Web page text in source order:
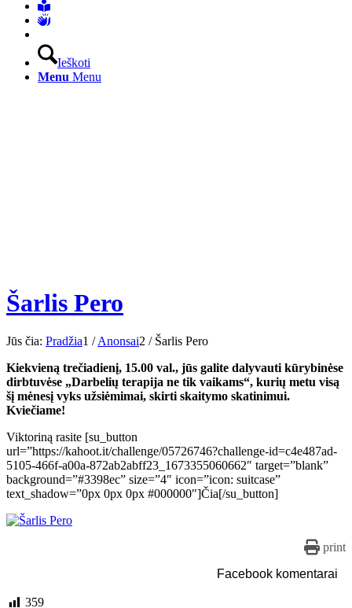
Ieškoti
Menu Menu
Šarlis Pero
Jūs čia: Pradžia1 / Anonsai2 / Šarlis Pero
Kiekvieną trečiadienį, 15.00 val., jūs galite dalyvauti kūrybinėse
dirbtuvėse „Darbelių terapija ne tik vaikams“, kurių metu visą
šį mėnesį vyks užsiėmimai, skirti skaitymo skatinimui.
Kviečiame!
Viktoriną rasite [su_button
url=”https://kahoot.it/challenge/05726746?challenge-id=c4e487ad-
5105-466f-a00a-872ab2abff23_1673355060662″ target=”blank”
background=”#3398ec” size=”4″ icon=”icon: suitcase”
text_shadow=”0px 0px 0px #000000″]Čia[/su_button]
print
Facebook komentarai
359